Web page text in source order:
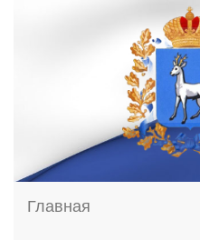
Главная